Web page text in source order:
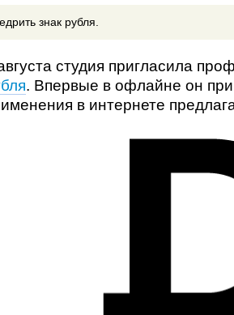
знак рубля.
студия пригласила
. Впервые в офлайне он
в интернете